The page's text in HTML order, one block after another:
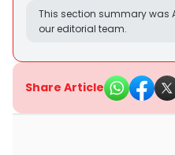
This section summary was
our editorial team.
Share Article